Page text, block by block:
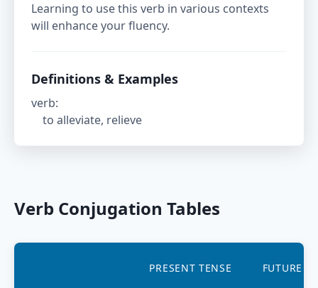
Learning to use this verb in various contexts
will enhance your fluency.
Definitions & Examples
verb:
to alleviate, relieve
Verb Conjugation Tables
PRESENT TENSE FUTURE